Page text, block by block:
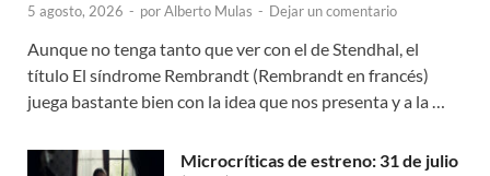
5 agosto, 2026 - porAlberto Mulas - Dejar un comentario
Aunque no tenga tanto que ver con el de Stendhal, el
título El síndrome Rembrandt (Rembrandt en francés)
juega bastante bien con la idea que nos presenta y a la …
Microcríticas de estreno: 31 de julio